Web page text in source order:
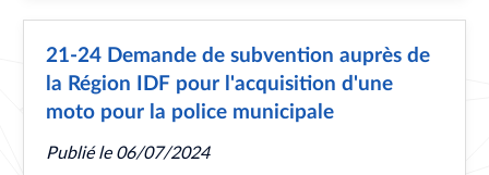
21-24 Demande de subvention auprès de
la Région IDF pour l'acquisition d'une
moto pour la police municipale
Publié le06/07/2024